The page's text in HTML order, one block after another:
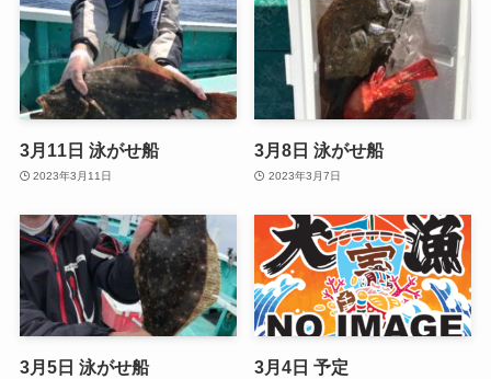
3月11日 泳がせ船
2023年3月11日
3月8日 泳がせ船
2023年3月7日
3月5日 泳がせ船 3月4日 予定